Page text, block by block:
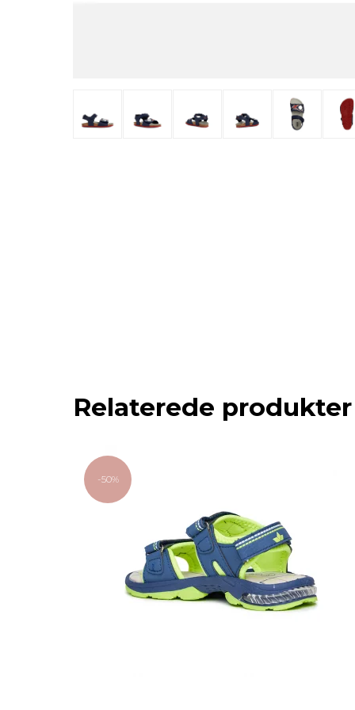
Relaterede produkter
-50%